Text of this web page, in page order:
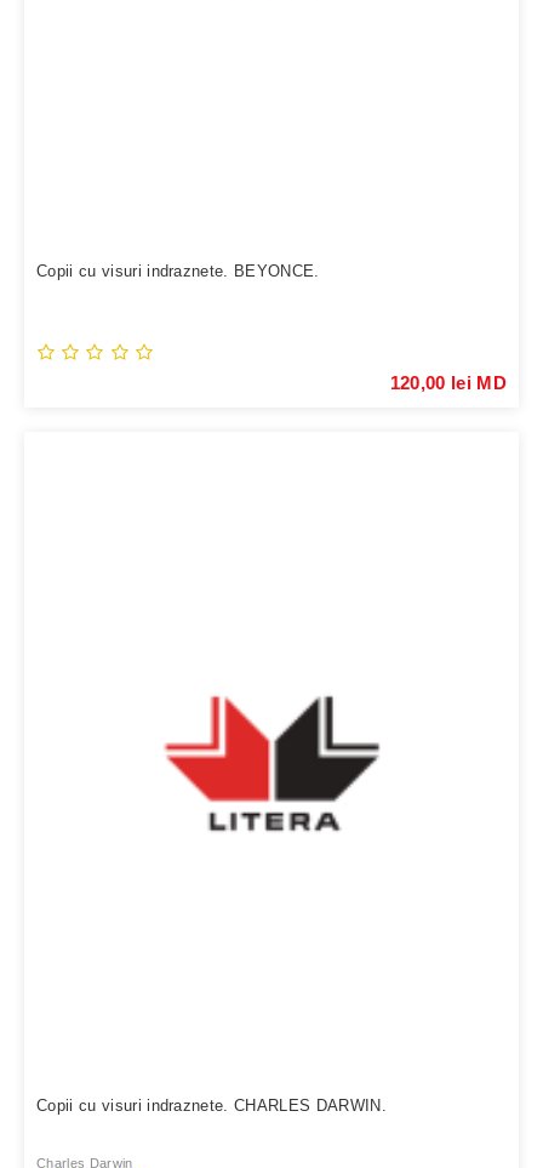
Copii cu visuri indraznete. BEYONCE.
120,00 lei MD
Copii cu visuri indraznete. CHARLES DARWIN.
Charles Darwin